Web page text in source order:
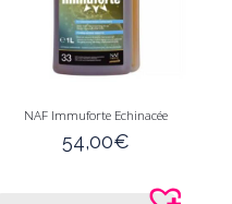
NAF Immuforte Echinacée
54,00€